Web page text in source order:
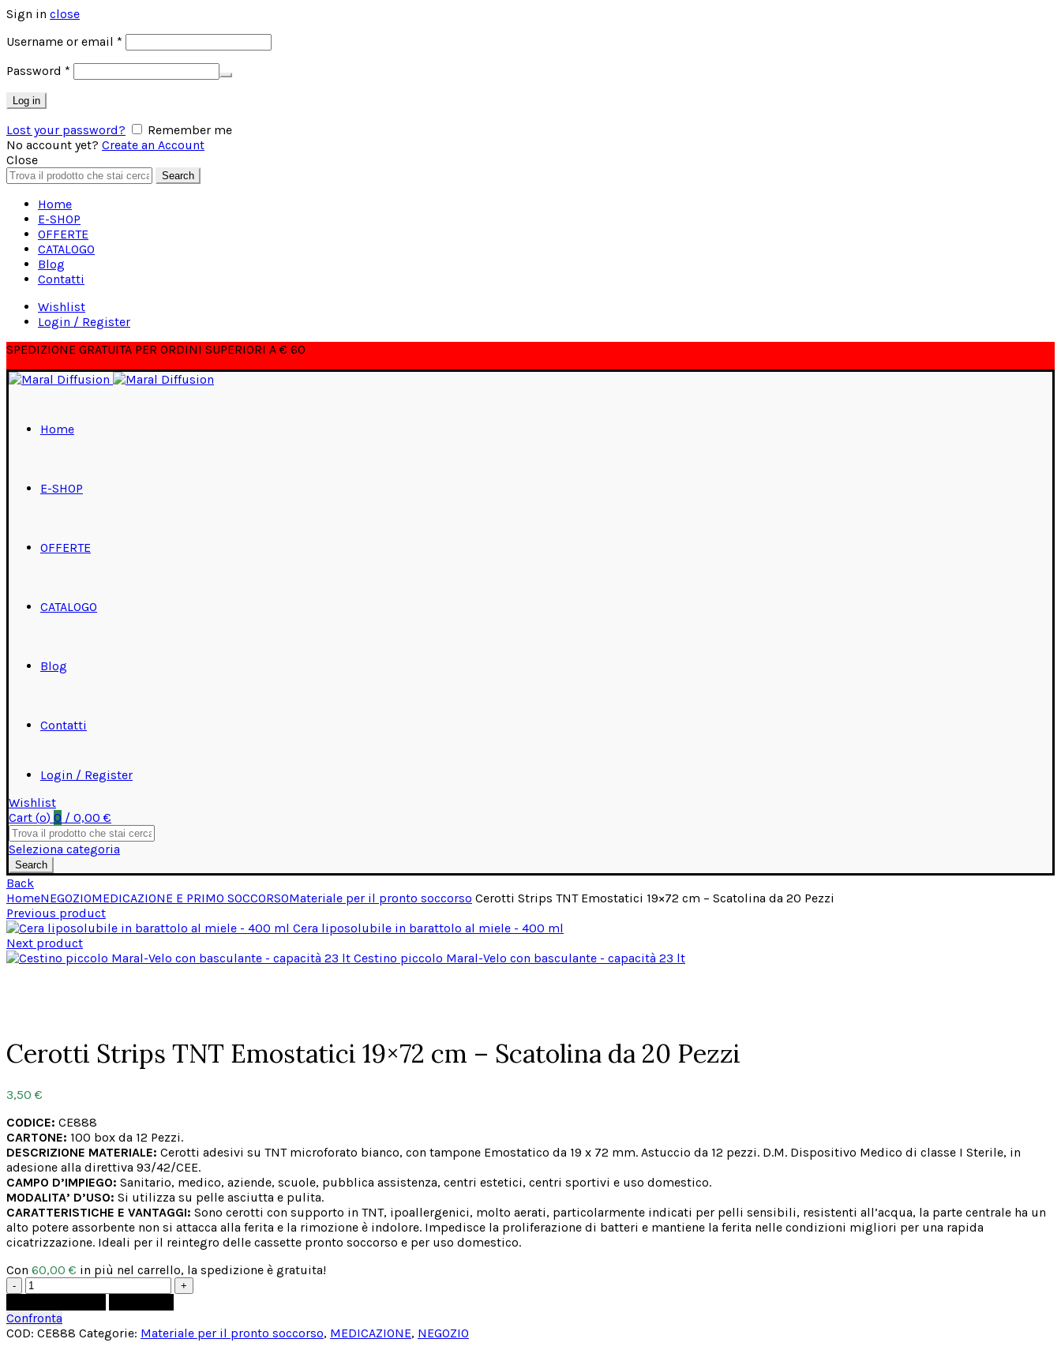
Sign in close
Username or email *
Password *
Log in
Lost your password?
Remember me
No account yet? Create an Account
Close
Search
for:
Search
Home
E-SHOP
OFFERTE
CATALOGO
Blog
Contatti
Wishlist
Login / Register
SPEDIZIONE GRATUITA PER ORDINI SUPERIORI A € 60
Home
E-SHOP
OFFERTE
CATALOGO
Blog
Contatti
Login / Register
Wishlist
Cart (o) 0 / 0,00 €
Search
for:
Seleziona categoria
Search
Back
HomeNEGOZIOMEDICAZIONE E PRIMO SOCCORSOMateriale per il pronto soccorso Cerotti Strips TNT Emostatici 19×72 cm – Scatolina da 20 Pezzi
Previous product
Cera liposolubile in barattolo al miele - 400 ml
Next product
Cestino piccolo Maral-Velo con basculante - capacità 23 lt
Cerotti Strips TNT Emostatici 19×72 cm – Scatolina da 20 Pezzi
3,50 €
CODICE: CE888
CARTONE: 100 box da 12 Pezzi.
DESCRIZIONE MATERIALE: Cerotti adesivi su TNT microforato bianco, con tampone Emostatico da 19 x 72 mm. Astuccio da 12 pezzi. D.M. Dispositivo Medico di classe I Sterile, in
adesione alla direttiva 93/42/CEE.
CAMPO D’IMPIEGO: Sanitario, medico, aziende, scuole, pubblica assistenza, centri estetici, centri sportivi e uso domestico.
MODALITA’ D’USO: Si utilizza su pelle asciutta e pulita.
CARATTERISTICHE E VANTAGGI: Sono cerotti con supporto in TNT, ipoallergenici, molto aerati, particolarmente indicati per pelli sensibili, resistenti all’acqua, la parte centrale ha un
alto potere assorbente non si attacca alla ferita e la rimozione è indolore. Impedisce la proliferazione di batteri e mantiene la ferita nelle condizioni migliori per una rapida
cicatrizzazione. Ideali per il reintegro delle cassette pronto soccorso e per uso domestico.
Con 60,00 € in più nel carrello, la spedizione è gratuita!
Cerotti
Strips
TNT
Emostatici
Confronta
COD: CE888 Categorie: Materiale per il pronto soccorso, MEDICAZIONE, NEGOZIO